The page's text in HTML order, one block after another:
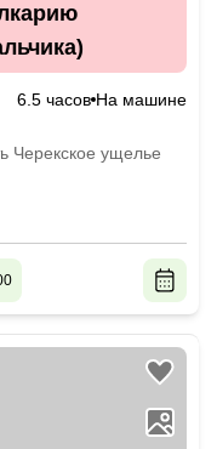
6.5 часов На машине
Черекское ущелье